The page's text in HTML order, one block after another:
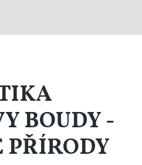
BOUDY -
PŘÍRODY